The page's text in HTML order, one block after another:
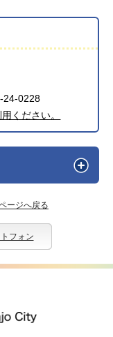
24-0228
ください。
ージへ戻る
フォン